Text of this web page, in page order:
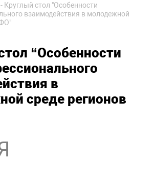
- Круглый стол "Особенности
взаимодействия в молодежной
“Особенности
в
среде регионов